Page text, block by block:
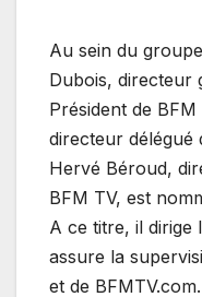
Au sein du
Dubois, directeur
Président de
directeur délégué
Hervé Béroud,
BFM TV, est
A ce titre, il dirige
assure la
et de